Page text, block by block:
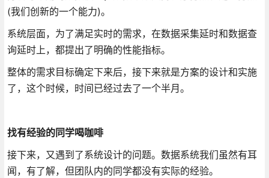
(我们创新的一个能力)。
系统层面，为了满足实时的需求，在数据采集延时和数据查
询延时上，都提出了明确的性能指标。
整体的需求目标确定下来后，接下来就是方案的设计和实施
了，这个时候，时间已经过去了一个半月。
找有经验的同学喝咖啡
接下来，又遇到了系统设计的问题。数据系统我们虽然有耳
闻，有了解，但团队内的同学都没有实际的经验。